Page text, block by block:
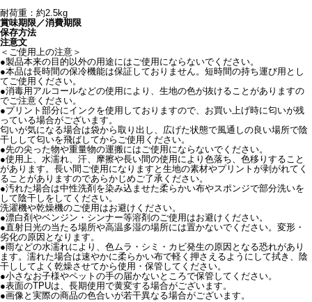
耐荷重：約2.5kg
賞味期限／消費期限
保存方法
注意文
＜ご使用上の注意＞
●製品本来の目的以外の用途にはご使用にならないでください。
●本品は長時間の保冷機能は保証しておりません。短時間の持ち運び用とし
てご使用ください。
●消毒用アルコールなどの使用により、生地の色が抜けることがありますの
でご注意ください。
●プリント部分にインクを使用しておりますので、お買い上げ時に匂いが残
っている場合がございます。
匂いが気になる場合は袋から取り出し、広げた状態で風通しの良い場所で陰
干しして匂いを飛ばしてからご使用ください。
●先の尖った物や重量物の運搬にはご使用にならないでください。
●使用上、水濡れ、汗、摩擦や長い間の使用により色落ち、色移りすること
があります。長い間ご使用になりますと生地の素材やプリントが剥がれてく
ることがありますのであらかじめご了承ください。
●汚れた場合は中性洗剤を染み込ませた柔らかい布やスポンジで部分洗いを
して陰干しをしてください。
洗濯機や乾燥機のご使用はお避けください。
●漂白剤やベンジン・シンナー等溶剤のご使用はお避けください。
●直射日光の当たる場所や高温多湿の場所には置かないでください。変形・
劣化の原因となります。
●雨などの水濡れにより、色ムラ・シミ・カビ発生の原因となる恐れがあり
ます。濡れた場合は速やかに柔らかい布で軽く押さえるようにして拭き、陰
干ししてよく乾燥させてから使用・保管してください。
●小さなお子様やペットの手の届かないところで保管してください。
●表面のTPUは、長期使用で黄変する場合がございます。
●画像と実際の商品の色合いが若干異なる場合がございます。